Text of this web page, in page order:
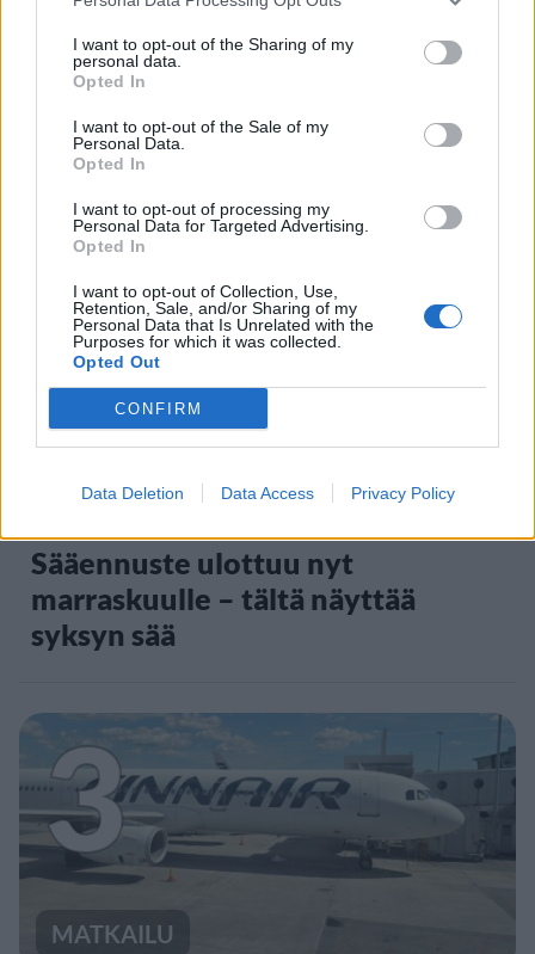
I want to opt-out of the Sharing of my
personal data.
Opted In
I want to opt-out of the Sale of my
Personal Data.
Opted In
I want to opt-out of processing my
Personal Data for Targeted Advertising.
Opted In
I want to opt-out of Collection, Use,
Retention, Sale, and/or Sharing of my
Personal Data that Is Unrelated with the
Purposes for which it was collected.
Opted Out
CONFIRM
Data Deletion Data Access Privacy Policy
UUTISET
Leskeneläke ei kuulu kaikille –
Kela muistuttaa tärkeästä
2
VIIHDEUUTISET
Sääennuste ulottuu nyt
marraskuulle – tältä näyttää
syksyn sää
3
MATKAILU